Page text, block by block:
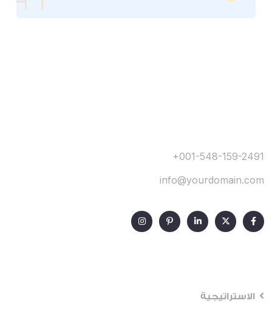
+001-548-159-2491
info@yourdomain.com
الاستراتيجية